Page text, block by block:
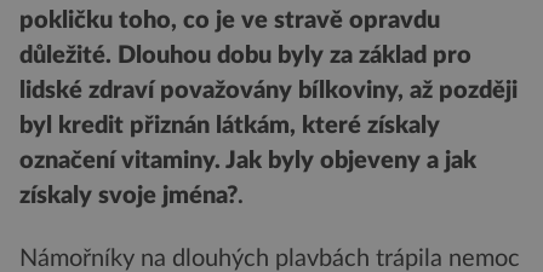
pokličku toho, co je ve stravě opravdu
důležité. Dlouhou dobu byly za základ pro
lidské zdraví považovány bílkoviny, až později
byl kredit přiznán látkám, které získaly
označení vitaminy. Jak byly objeveny a jak
získaly svoje jména?.
Námořníky na dlouhých plavbách trápila nemoc